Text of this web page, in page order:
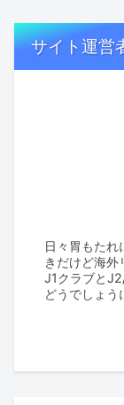
サイト運営
日々胃もたれ
きだけど海
J1クラブと
どうでしょう